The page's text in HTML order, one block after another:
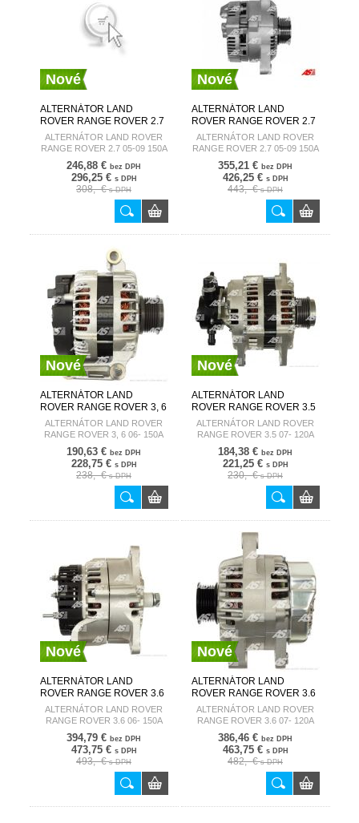
Nové
ALTERNÁTOR LAND
ROVER RANGE ROVER 2.7
05-09 150A A6082
AUTOSTARTER
ALTERNÁTOR LAND ROVER
RANGE ROVER 2.7 05-09 150A
A6082
246,88 € bez DPH
296,25 € s DPH
308,- €s DPH
Nové
ALTERNÁTOR LAND
ROVER RANGE ROVER 2.7
05-09 150A A6082(DENSO)
AUTOSTARTER
ALTERNÁTOR LAND ROVER
RANGE ROVER 2.7 05-09 150A
A6082(DENSO)
355,21 € bez DPH
426,25 € s DPH
443,- €s DPH
Nové
ALTERNÁTOR LAND
ROVER RANGE ROVER 3, 6
06- 150A A6044
AUTOSTARTER
ALTERNÁTOR LAND ROVER
RANGE ROVER 3, 6 06- 150A
A6044
190,63 € bez DPH
228,75 € s DPH
238,- €s DPH
Nové
ALTERNÁTOR LAND
ROVER RANGE ROVER 3.5
07- 120A A6081
AUTOSTARTER
ALTERNÁTOR LAND ROVER
RANGE ROVER 3.5 07- 120A
A6081
184,38 € bez DPH
221,25 € s DPH
230,- €s DPH
Nové
ALTERNÁTOR LAND
ROVER RANGE ROVER 3.6
06- 150A A6044(DENSO)
AUTOSTARTER
ALTERNÁTOR LAND ROVER
RANGE ROVER 3.6 06- 150A
A6044(DENSO)
394,79 € bez DPH
473,75 € s DPH
493,- €s DPH
Nové
ALTERNÁTOR LAND
ROVER RANGE ROVER 3.6
07- 120A A6081(DENSO)
AUTOSTARTER
ALTERNÁTOR LAND ROVER
RANGE ROVER 3.6 07- 120A
A6081(DENSO)
386,46 € bez DPH
463,75 € s DPH
482,- €s DPH